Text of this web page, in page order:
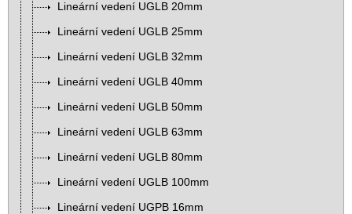
Lineární vedení UGLB 20mm
Lineární vedení UGLB 25mm
Lineární vedení UGLB 32mm
Lineární vedení UGLB 40mm
Lineární vedení UGLB 50mm
Lineární vedení UGLB 63mm
Lineární vedení UGLB 80mm
Lineární vedení UGLB 100mm
Lineární vedení UGPB 16mm